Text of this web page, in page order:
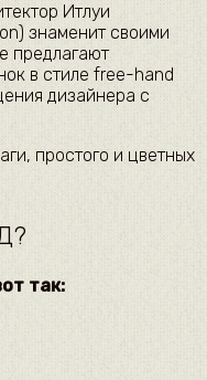
Итлуи
знаменит своими
предлагают
в стиле free-hand
дизайнера с
простого и цветных
так:​